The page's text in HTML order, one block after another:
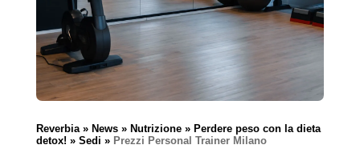
Reverbia News Nutrizione
Perdere peso con la dieta
detox!
Sedi Prezzi Personal Trainer Milano